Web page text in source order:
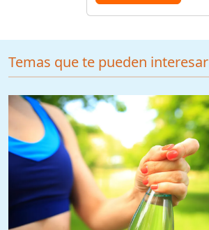
Temas que te pueden interesar